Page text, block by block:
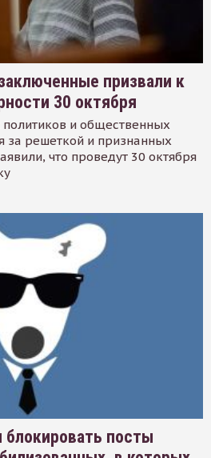
призвали к
30 октября
и общественных
за решеткой и признанных
что проведут 30 октября
блокировать посты